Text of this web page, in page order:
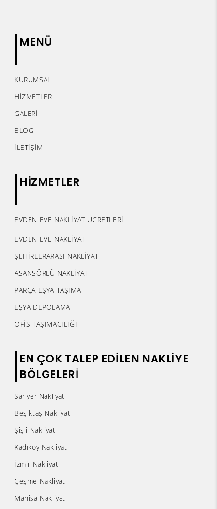
MENÜ
KURUMSAL
HİZMETLER
GALERİ
BLOG
İLETİŞİM
HİZMETLER
EVDEN EVE NAKLİYAT ÜCRETLERİ
EVDEN EVE NAKLİYAT
ŞEHİRLERARASI NAKLİYAT
ASANSÖRLÜ NAKLİYAT
PARÇA EŞYA TAŞIMA
EŞYA DEPOLAMA
OFİS TAŞIMACILIĞI
EN ÇOK TALEP EDİLEN NAKLİYE
BÖLGELERİ
Sarıyer Nakliyat
Beşiktaş Nakliyat
Şişli Nakliyat
Kadıköy Nakliyat
İzmir Nakliyat
Çeşme Nakliyat
Manisa Nakliyat